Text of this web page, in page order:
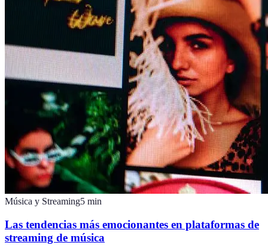
Música y Streaming5 min
Las tendencias más emocionantes en plataformas de
streaming de música